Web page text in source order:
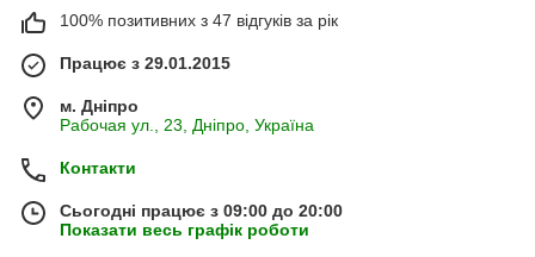
100% позитивних з 47 відгуків за рік
Працює з 29.01.2015
м. Дніпро
Рабочая ул., 23, Дніпро, Україна
Контакти
Сьогодні працює з 09:00 до 20:00
Показати весь графік роботи